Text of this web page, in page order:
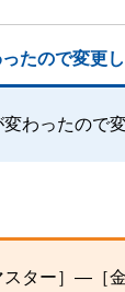
たので変更し
わったので
ター］―［